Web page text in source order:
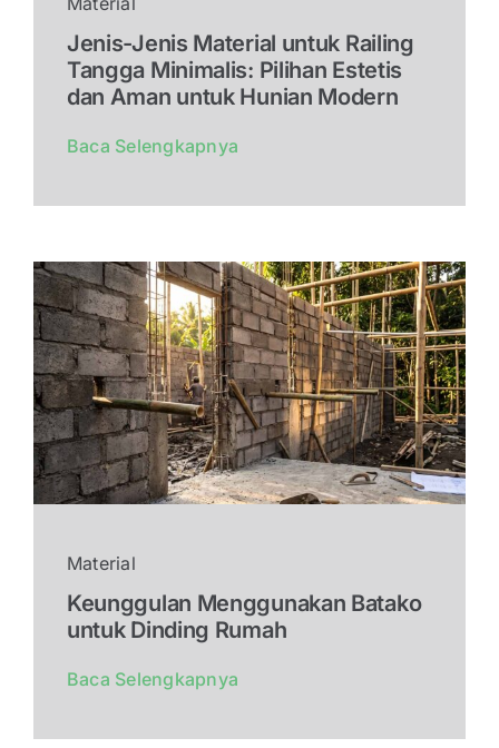
Jenis-Jenis Material untuk Railing
Tangga Minimalis: Pilihan Estetis
dan Aman untuk Hunian Modern
Baca Selengkapnya
Material
Keunggulan Menggunakan Batako
untuk Dinding Rumah
Baca Selengkapnya